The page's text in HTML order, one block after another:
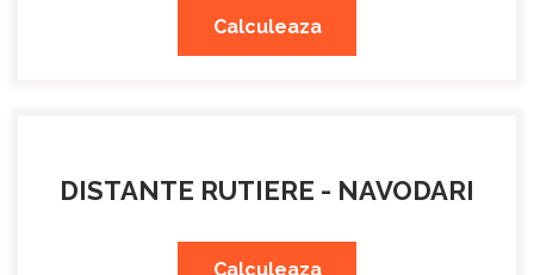
Calculeaza
DISTANTE RUTIERE - NAVODARI
Calculeaza